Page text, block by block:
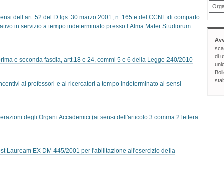
dell’art. 52 del D.lgs. 30 marzo 2001, n. 165 e del CCNL di comparto
in servizio a tempo indeterminato presso l’Alma Mater Studiorum
e seconda fascia, artt.18 e 24, commi 5 e 6 della Legge 240/2010
ai professori e ai ricercatori a tempo indeterminato ai sensi
degli Organi Accademici (ai sensi dell'articolo 3 comma 2 lettera
Lauream EX DM 445/2001 per l'abilitazione all'esercizio della
di